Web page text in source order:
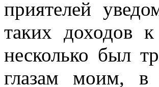
приятелей
таких доходов
несколько был
глазам моим,